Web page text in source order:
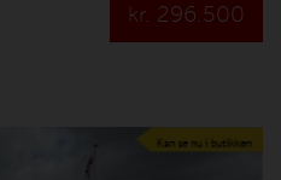
sidder, opredning til
tæpper. Prisen er inkl.
kr. 296.500